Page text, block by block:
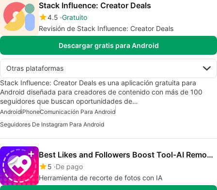
Stack Influence: Creator Deals
4.5 Gratuito
Revisión de Stack Influence: Creator Deals
Descargar gratis para Android
Otras plataformas
Stack Influence: Creator Deals es una aplicación gratuita para
Android diseñada para creadores de contenido con más de 100
seguidores que buscan oportunidades de…
AndroidiPhoneComunicación Para Android
Seguidores De Instagram Para Android
Best Likes and Followers Boost Tool-AI Remover
5 De pago
Herramienta de recorte de fotos con IA